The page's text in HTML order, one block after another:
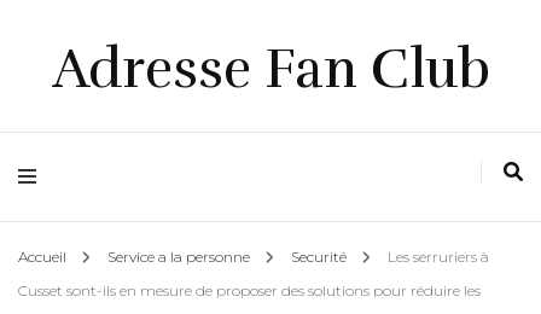
Adresse Fan Club
Accueil Service a la personne Securité
Les serruriers à
Cusset sont-ils en mesure de proposer des solutions pour réduire les